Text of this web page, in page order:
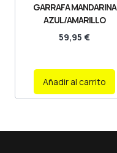
GARRAFA MANDARINA
AZUL/AMARILLO
59,95 €
Añadir al carrito